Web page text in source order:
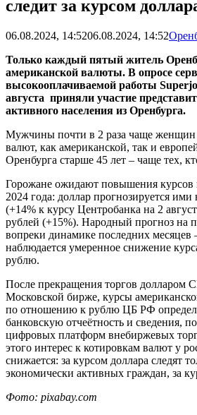
следит за курсом
06.08.2024, 14:5206.08.2024, 14:52
Только каждый пятый житель
американской валюты. В опросе
высокооплачиваемой работы
августа приняли участие
активного населения из Оренбурга.
Мужчины почти в 2 раза чаще женщин
валют, как американской, так и
Оренбурга старше 45 лет – чаще тех,
Горожане ожидают повышения курсов
2024 года: доллар прогнозируется ими
(+14% к курсу Центробанка на 2
рублей (+15%). Народный прогноз на
вопреки динамике последних месяцев
наблюдается умеренное снижение
рублю.
После прекращения торгов долларом
Московской бирже, курсы
по отношению к рублю ЦБ РФ
банковскую отчеётность и сведения,
цифровых платформ внебиржевых
этого интерес к котировкам валют у
снижается: за курсом доллара следят
экономически активных граждан, за
Фото: pixabay.com